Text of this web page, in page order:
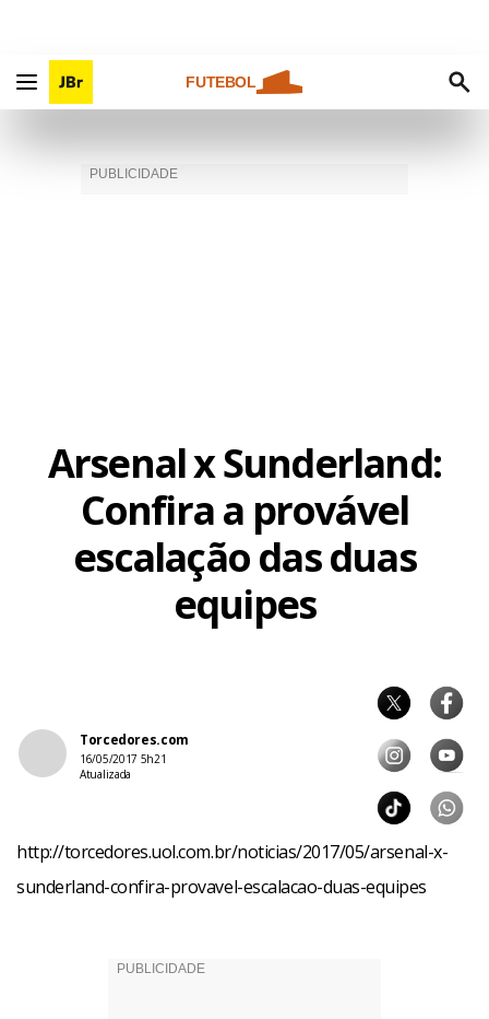
FUTEBOL
Arsenal x Sunderland:
Confira a provável
escalação das duas
equipes
Torcedores.com
16/05/2017 5h21
Atualizada
http://torcedores.uol.com.br/noticias/2017/05/arsenal-x-
sunderland-confira-provavel-escalacao-duas-equipes